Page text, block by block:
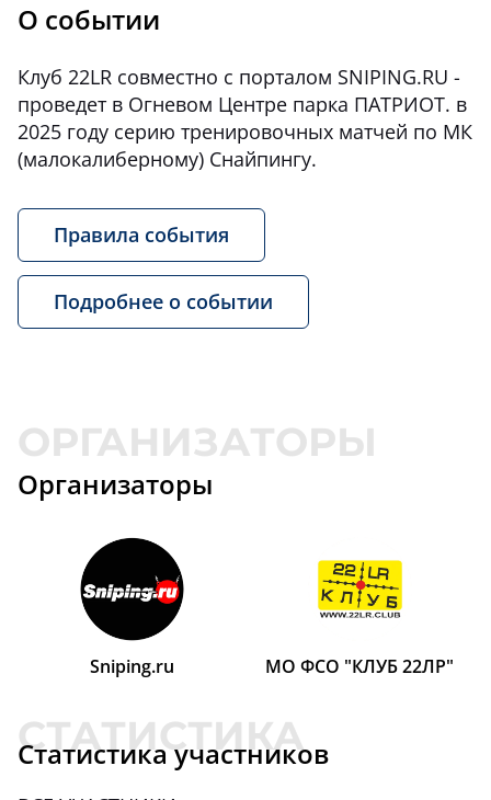
О событии
Клуб 22LR совместно с порталом SNIPING.RU -
проведет в Огневом Центре парка ПАТРИОТ. в
2025 году серию тренировочных матчей по МК
(малокалиберному) Снайпингу.
Правила события
Подробнее о событии
Организаторы
Sniping.ru МО ФСО "КЛУБ 22ЛР"
Статистика участников